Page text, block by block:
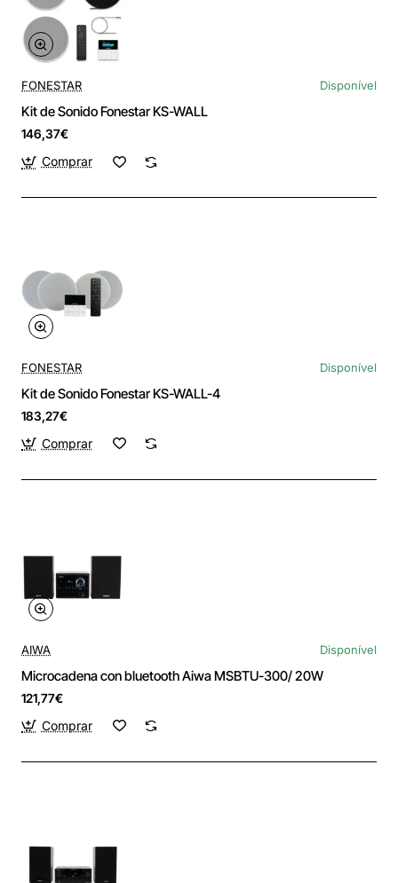
FONESTAR Disponível
Kit de Sonido Fonestar KS-WALL
146,37€
Comprar
FONESTAR Disponível
Kit de Sonido Fonestar KS-WALL-4
183,27€
Comprar
AIWA Disponível
Microcadena con bluetooth Aiwa MSBTU-300/ 20W
121,77€
Comprar